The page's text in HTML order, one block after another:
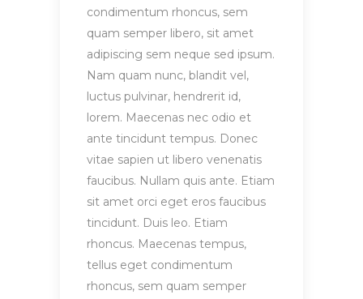
condimentum rhoncus, sem
quam semper libero, sit amet
adipiscing sem neque sed ipsum.
Nam quam nunc, blandit vel,
luctus pulvinar, hendrerit id,
lorem. Maecenas nec odio et
ante tincidunt tempus. Donec
vitae sapien ut libero venenatis
faucibus. Nullam quis ante. Etiam
sit amet orci eget eros faucibus
tincidunt. Duis leo. Etiam
rhoncus. Maecenas tempus,
tellus eget condimentum
rhoncus, sem quam semper